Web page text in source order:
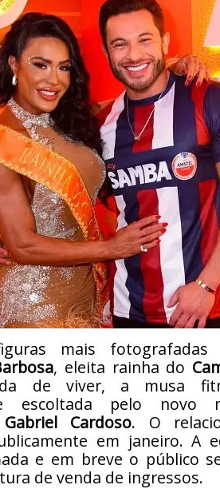
mais
, eleita rainha do
de viver, a musa
escoltada pelo novo
Gabriel Cardoso. O
em janeiro. A
e em breve o público
de venda de ingressos.